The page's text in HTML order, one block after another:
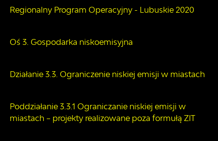
Regionalny Program Operacyjny - Lubuskie 2020
Oś 3. Gospodarka niskoemisyjna
Działanie 3.3. Ograniczenie niskiej emisji w miastach
Poddziałanie 3.3.1 Ograniczanie niskiej emisji w
miastach – projekty realizowane poza formułą ZIT